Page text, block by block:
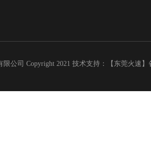
公司 Copyright 2021 技术支持：【东莞火速】